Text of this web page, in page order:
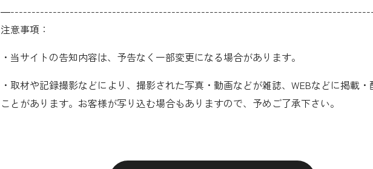
注意事項：
・当サイトの告知内容は、予告なく一部変更になる場合があります。
・取材や記録撮影などにより、撮影された写真・動画などが雑誌、WEBなどに掲載・
ことがあります。お客様が写り込む場合もありますので、予めご了承下さい。